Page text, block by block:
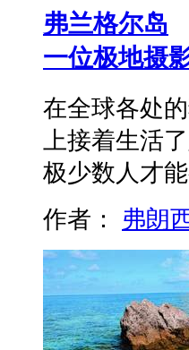
弗兰格尔岛
一位极地摄
在全球各处
上接着生活
极少数人才
作者： 弗朗